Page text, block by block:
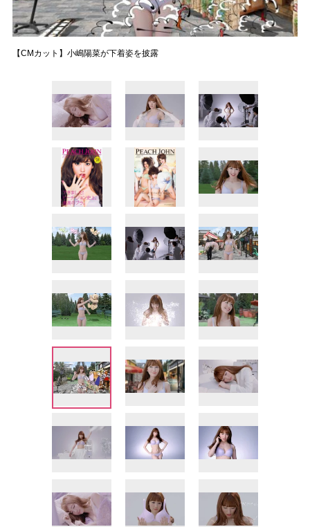
【CMカット】小嶋陽菜が下着姿を披露